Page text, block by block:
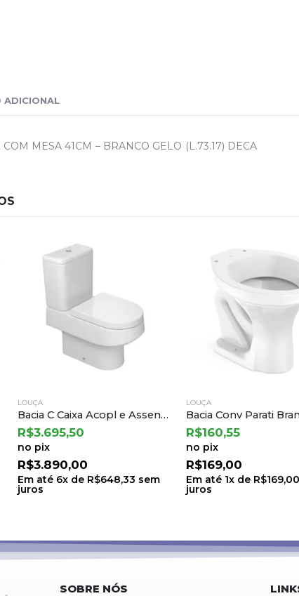
ADICIONAL
MESA 41CM – BRANCO GELO (L.73.17) DECA
LOUÇA
Bacia Conv Parati Branco
R$160,55
no pix
R$169,00
Em até 1x de R$169,00sem
juros
LOUÇA
Combo Lirio – Branco
R$664,91
no pix
R$699,90
Em até 6x deR$116,65
juros
SOBRE NÓS